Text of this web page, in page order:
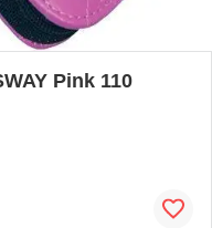
Pink 110